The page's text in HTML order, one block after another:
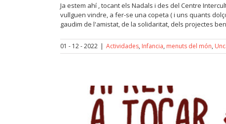
Ja estem ahí , tocant els Nadals i des del Centre
vullguen vindre, a fer-se una copeta ( i uns quants
gaudim de l'amistat, de la solidaritat, dels projectes
01 - 12 - 2022 | Actividades, Infancia, menuts del món,